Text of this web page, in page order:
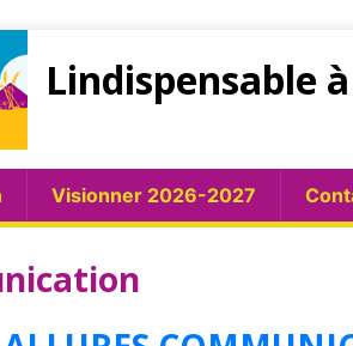
Lindispensable
Visionner 2026-2027